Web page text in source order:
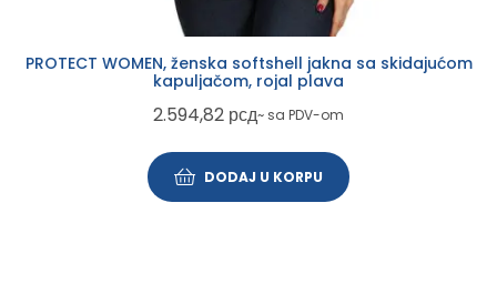
PROTECT WOMEN, ženska softshell jakna sa skidajućom
kapuljačom, rojal plava
2.594,82 рсд~ sa PDV-om
DODAJ U KORPU